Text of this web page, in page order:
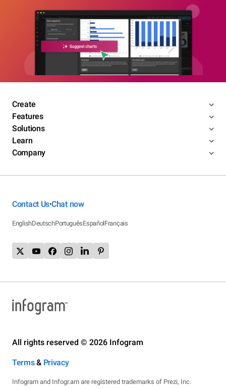
Create
Features
Solutions
Learn
Company
Contact Us•Chat now
EnglishDeutschPortuguêsEspañolFrançais
All rights reserved © 2026 Infogram
Terms& Privacy
Infogram and Infogr.am are registered trademarks of Prezi, Inc.